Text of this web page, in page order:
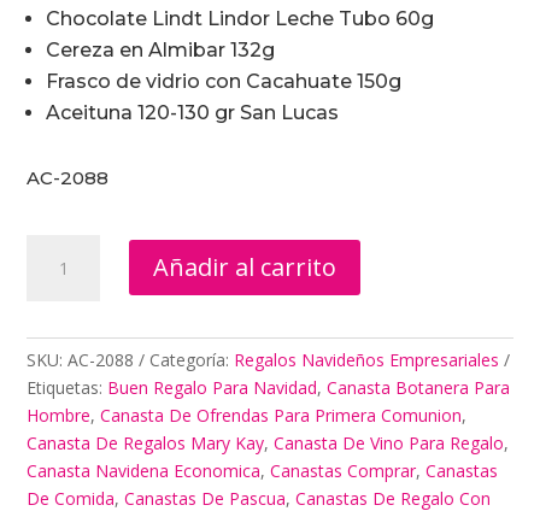
Chocolate Lindt Lindor Leche Tubo 60g
Cereza en Almibar 132g
Frasco de vidrio con Cacahuate 150g
Aceituna 120-130 gr San Lucas
AC-2088
Abuelo
Añadir al carrito
SKU:AC-2088 Categoría: Regalos Navideños Empresariales
Etiquetas: Buen Regalo Para Navidad,Canasta Botanera Para
Hombre,Canasta De Ofrendas Para Primera Comunion,
Canasta De Regalos Mary Kay,Canasta De Vino Para Regalo,
Canasta Navidena Economica,Canastas Comprar,Canastas
De Comida,Canastas De Pascua,Canastas De Regalo Con